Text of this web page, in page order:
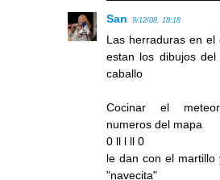
San 9/12/08, 18:18
Las herraduras en el
estan los dibujos
caballo
Cocinar el
numeros del mapa
0 ll l ll 0
le dan con el martillo
"navecita"